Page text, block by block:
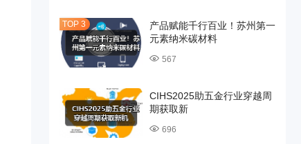
产品赋能千行百业！苏州第一
元素纳米碳材料
567
CIHS2025助五金行业穿越周
期获取新
696